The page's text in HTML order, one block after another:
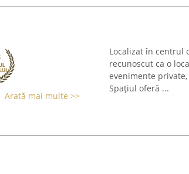
Arată mai multe >>
Localizat în centrul
recunoscut ca o
evenimente
Spațiul oferă ...